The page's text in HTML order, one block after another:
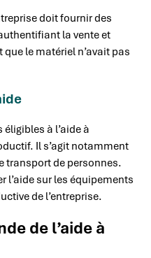
doit fournir des
la vente et
le matériel n’avait pas
à l’aide à
Il s’agit notamment
transport de personnes.
l’aide sur les équipements
de l’entreprise.
de l’aide à